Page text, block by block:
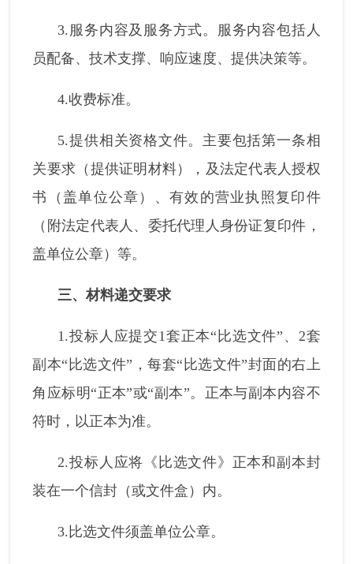
3.服务内容及服务方式。服务内容包括人
员配备、技术支撑、响应速度、提供决策等。
4.收费标准。
5.提供相关资格文件。主要包括第一条相
关要求（提供证明材料），及法定代表人授权
书（盖单位公章）、有效的营业执照复印件
（附法定代表人、委托代理人身份证复印件，
盖单位公章）等。
三、材料递交要求
1.投标人应提交1套正本“比选文件”、2套
副本“比选文件”，每套“比选文件”封面的右上
角应标明“正本”或“副本”。正本与副本内容不
符时，以正本为准。
2.投标人应将《比选文件》正本和副本封
装在一个信封（或文件盒）内。
3.比选文件须盖单位公章。